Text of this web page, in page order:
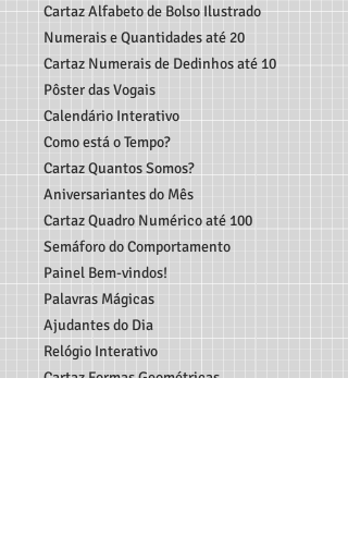
Cartaz Alfabeto de Bolso Ilustrado
Numerais e Quantidades até 20
Cartaz Numerais de Dedinhos até 10
Pôster das Vogais
Calendário Interativo
Como está o Tempo?
Cartaz Quantos Somos?
Aniversariantes do Mês
Cartaz Quadro Numérico até 100
Semáforo do Comportamento
Painel Bem-vindos!
Palavras Mágicas
Ajudantes do Dia
Relógio Interativo
Cartaz Formas Geométricas